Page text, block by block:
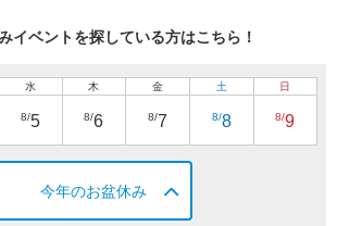
イベントを探している方はこちら！
水
8/5
木
8/6
金
8/7
土
8/8
日
8/9
今年のお盆休み